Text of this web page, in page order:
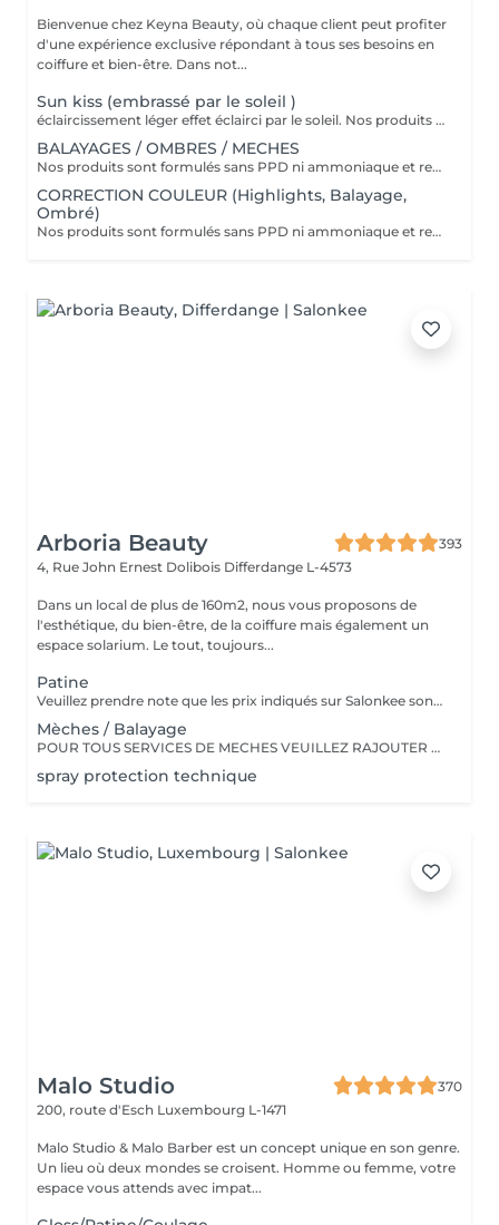
Bienvenue chez Keyna Beauty, où chaque client peut profiter
d'une expérience exclusive répondant à tous ses besoins en
coiffure et bien-être. Dans not...
Sun kiss (embrassé par le soleil )
éclaircissement léger effet éclairci par le soleil. Nos produits sont formulés sans PPD ni ammoniaque et renferment des ingrédients d'origine naturelle comme l'aloe vera, le miel, le beurre de karité et la grenade. VEUILLEZ SÉLECTIONNER LE COIFFAGE PAR LA SUITE DE VOTRE RÉSERVATION SVP
BALAYAGES / OMBRES / MECHES
Nos produits sont formulés sans PPD ni ammoniaque et renferment des ingrédients d'origine naturelle comme l'aloe vera, le miel, le beurre de karité et la grenade. VEUILLEZ SÉLECTIONNER LE COIFFAGE PAR LA SUITE DE VOTRE RÉSERVATION SVP
CORRECTION COULEUR (Highlights, Balayage,
Ombré)
Nos produits sont formulés sans PPD ni ammoniaque et renferment des ingrédients d'origine naturelle comme l'aloe vera, le miel, le beurre de karité et la grenade. VEUILLEZ SÉLECTIONNER LE COIFFAGE PAR LA SUITE DE VOTRE RÉSERVATION SVP
Arboria Beauty
393
4, Rue John Ernest Dolibois Differdange L-4573
Dans un local de plus de 160m2, nous vous proposons de
l'esthétique, du bien-être, de la coiffure mais également un
espace solarium. Le tout, toujours...
Patine
Veuillez prendre note que les prix indiqués sur Salonkee sont communiqués à titre informatif et s'entendent de base. Ces derniers sont susceptibles de varier selon le diagnostic réalisé à votre arrivée au salon et l'expertise du professionnel à qui vous confiez votre beauté. Dans tous les cas, un devis précis vous sera proposé et toutes réalisations de prestations seront effectuées avec votre accord. Un grand merci d'avance pour votre compréhension. Au plaisir de vous recevoir très vite.
Mèches / Balayage
POUR TOUS SERVICES DE MECHES VEUILLEZ RAJOUTER UN SERVICE PATINE DANS VOTRE PRISE DE RENDEZ-VOUS Les prix indiqués sur Salonkee sont communiqués à titre informatif et s'entendent de base. Ces derniers sont susceptibles de varier selon le diagnostic réalisé à votre arrivée au salon et l'expertise du professionnel à qui vous confiez votre beauté. Dans tous les cas, un devis précis vous sera proposé et toutes réalisations de prestations seront effectuées avec votre accord. Un grand merci d'avance pour votre compréhension. Au plaisir de vous recevoir très vite.
spray protection technique
Malo Studio
370
200, route d'Esch Luxembourg L-1471
Malo Studio & Malo Barber est un concept unique en son genre.
Un lieu où deux mondes se croisent. Homme ou femme, votre
espace vous attends avec impat...